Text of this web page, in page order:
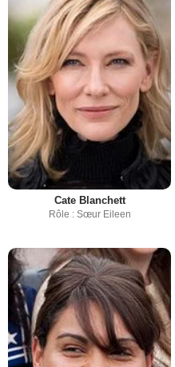
Cate Blanchett
Rôle : Sœur Eileen